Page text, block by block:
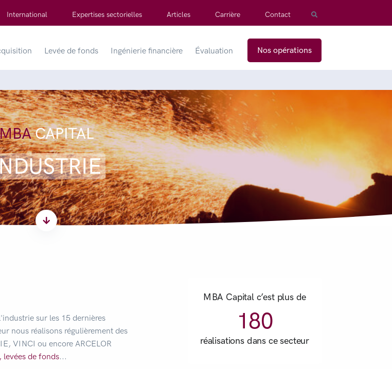
International Expertises sectorielles Articles Carrière Contact
Levée de fonds Ingénierie financière Évaluation Nos opérations
CAPITAL
sur les 15 dernières
nous réalisons régulièrement des
VINCI ou encore ARCELOR
levées de fonds...
MBA Capital c’est plus de
180
réalisations dans ce secteur